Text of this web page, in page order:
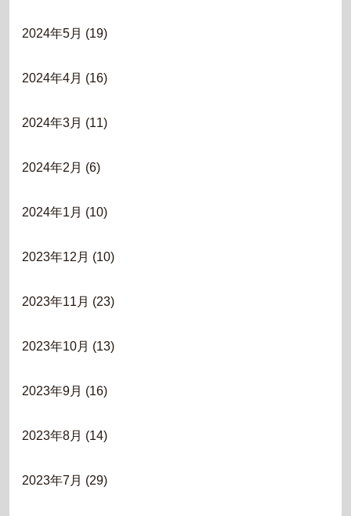
2024年5月 (19)
2024年4月 (16)
2024年3月 (11)
2024年2月 (6)
2024年1月 (10)
2023年12月 (10)
2023年11月 (23)
2023年10月 (13)
2023年9月 (16)
2023年8月 (14)
2023年7月 (29)